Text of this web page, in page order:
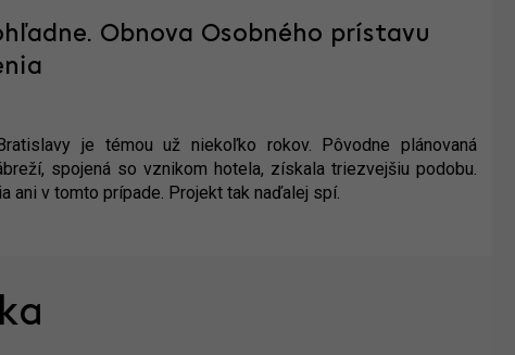
Obnova Osobného prístavu
je témou už niekoľko rokov. Pôvodne plánovaná
spojená so vznikom hotela, získala triezvejšiu podobu.
ani v tomto prípade. Projekt tak naďalej spí.